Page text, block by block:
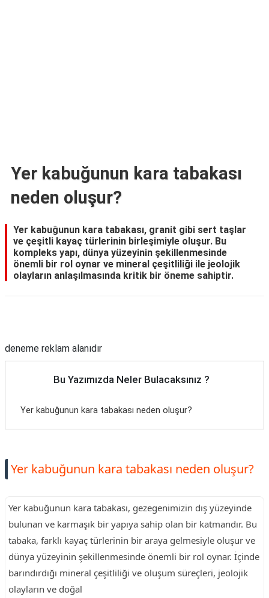
Yer kabuğunun kara tabakası
neden oluşur?
Yer kabuğunun kara tabakası, granit gibi sert taşlar
ve çeşitli kayaç türlerinin birleşimiyle oluşur. Bu
kompleks yapı, dünya yüzeyinin şekillenmesinde
önemli bir rol oynar ve mineral çeşitliliği ile jeolojik
olayların anlaşılmasında kritik bir öneme sahiptir.
deneme reklam alanıdır
Bu Yazımızda Neler Bulacaksınız ?
Yer kabuğunun kara tabakası neden oluşur?
Yer kabuğunun kara tabakası neden oluşur?
Yer kabuğunun kara tabakası, gezegenimizin dış yüzeyinde
bulunan ve karmaşık bir yapıya sahip olan bir katmandır. Bu
tabaka, farklı kayaç türlerinin bir araya gelmesiyle oluşur ve
dünya yüzeyinin şekillenmesinde önemli bir rol oynar. İçinde
barındırdığı mineral çeşitliliği ve oluşum süreçleri, jeolojik
olayların ve doğal